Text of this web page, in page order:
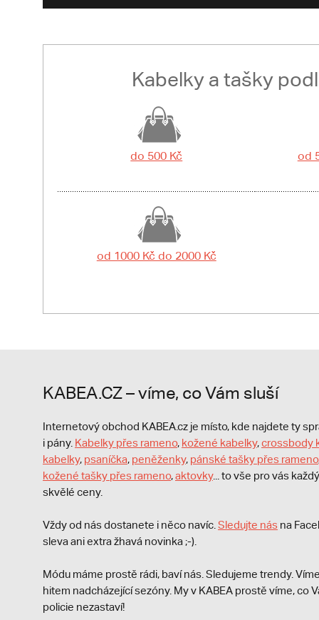
Kabelky a tašky
do 500 Kč od
od 1000 Kč do 2000 Kč
KABEA.CZ – víme, co Vám sluší
Internetový obchod KABEA.cz je místo, kde najdete ty
i pány. Kabelky přes rameno, kožené kabelky,crossbody
kabelky, psaníčka, peněženky, pánské tašky přes rameno
kožené tašky přes rameno,aktovky... to vše pro vás
skvělé ceny.
Vždy od nás dostanete i něco navíc. Sledujte nás na
sleva ani extra žhavá novinka ;-).
Módu máme prostě rádi, baví nás. Sledujeme trendy.
hitem nadcházející sezóny. My v KABEA prostě víme, co
policie nezastaví!